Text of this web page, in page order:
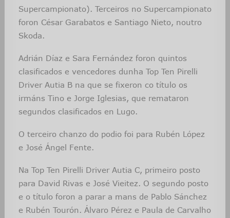
Supercampionato). Terceiros no Supercampionato
foron César Garabatos e Santiago Nieto, noutro
Skoda.
Adrián Díaz e Sara Fernández foron quintos
clasificados e vencedores dunha Top Ten Pirelli
Driver Autia B na que se fixeron co título os
irmáns Tino e Jorge Iglesias, que remataron
segundos clasificados en Lugo.
O terceiro chanzo do podio foi para Rubén López
e José Ángel Fente.
Na Top Ten Pirelli Driver Autia C, primeiro posto
para David Rivas e José Vieitez. O segundo posto
e o título foron a parar a mans de Pablo Sánchez
e Rubén Tourón. Álvaro Pérez e Paula de Carvalho